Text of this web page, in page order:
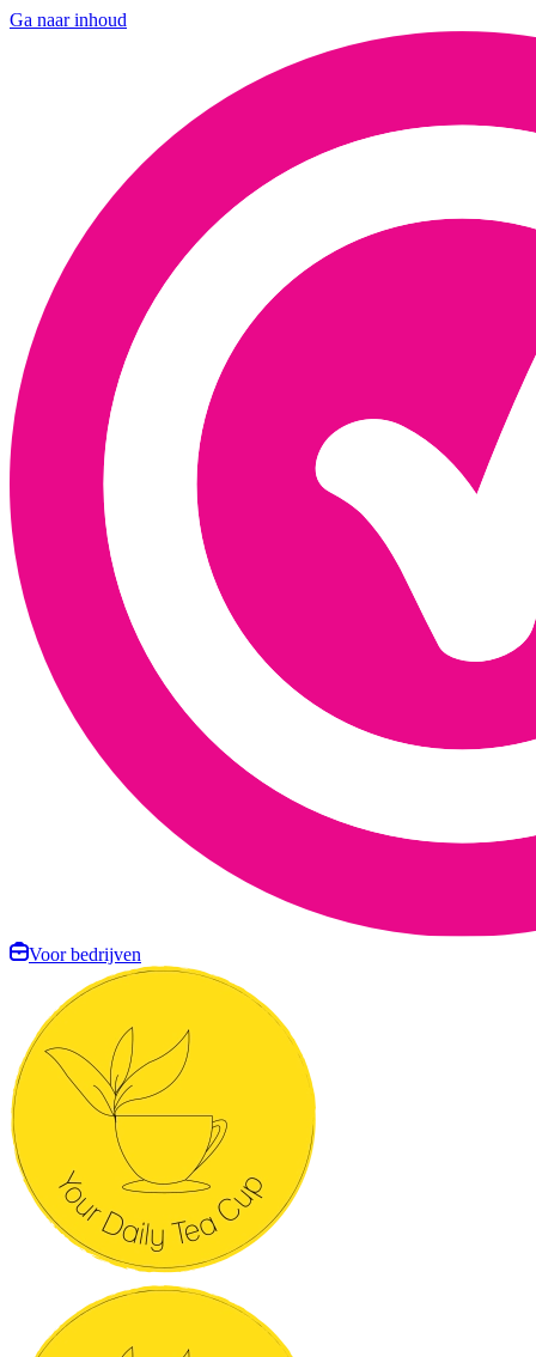
Ga naar inhoud
Voor bedrijven